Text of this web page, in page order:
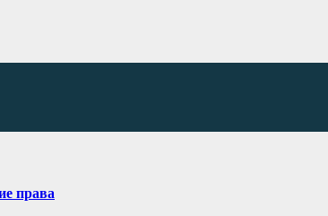
права